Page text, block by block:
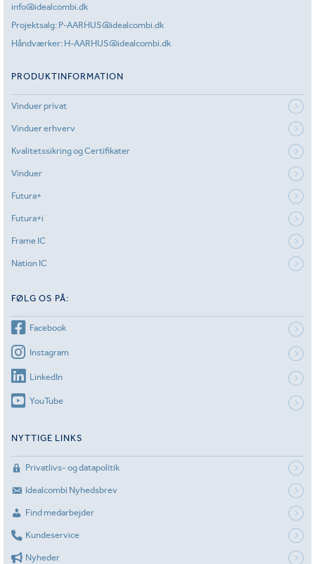
info@idealcombi.dk
Projektsalg: P-AARHUS@idealcombi.dk
Håndværker: H-AARHUS@idealcombi.dk
PRODUKTINFORMATION
Vinduer privat
Vinduer erhverv
Kvalitetssikring og Certifikater
Vinduer
Futura+
Futura+i
Frame IC
Nation IC
FØLG OS PÅ:
Facebook
Instagram
LinkedIn
YouTube
NYTTIGE LINKS
Privatlivs- og datapolitik
Idealcombi Nyhedsbrev
Find medarbejder
Kundeservice
Nyheder